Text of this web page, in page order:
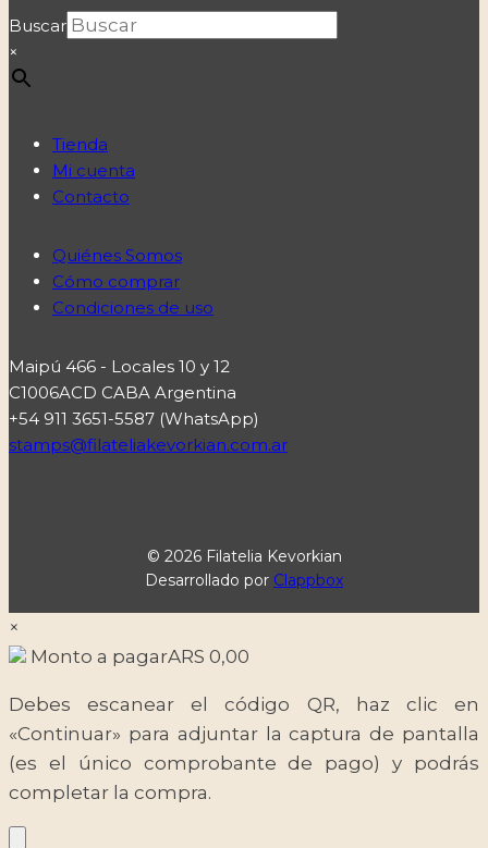
Buscar
×
Tienda
Mi cuenta
Contacto
Quiénes Somos
Cómo comprar
Condiciones de uso
Maipú 466 - Locales 10 y 12
C1006ACD CABA Argentina
+54 911 3651-5587 (WhatsApp)
stamps@filateliakevorkian.com.ar
© 2026 Filatelia Kevorkian
Desarrollado por Clappbox
×
Monto a pagarARS 0,00
Debes escanear el código QR, haz clic en
«Continuar» para adjuntar la captura de pantalla
(es el único comprobante de pago) y podrás
completar la compra.